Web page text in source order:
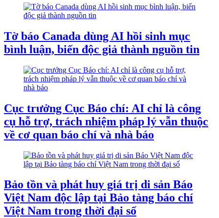
Tờ báo Canada dùng AI hồi sinh mục
bình luận, biến độc giả thành nguồn tin
Cục trưởng Cục Báo chí: AI chỉ là công
cụ hỗ trợ, trách nhiệm pháp lý vẫn thuộc
về cơ quan báo chí và nhà báo
Bảo tồn và phát huy giá trị di sản Báo
Việt Nam độc lập tại Bảo tàng báo chí
Việt Nam trong thời đại số